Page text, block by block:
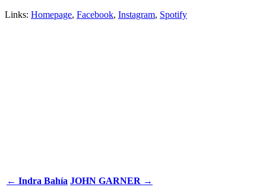
Links: Homepage, Facebook, Instagram, Spotify
← Indra Bahía JOHN GARNER →